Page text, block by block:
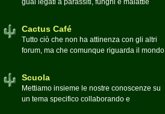
guai legati a parassiti, funghi e malattie
Cactus Café
Tutto ciò che non ha attinenza con gli altri
forum, ma che comunque riguarda il mondo
Moderatore
Scuola
Mettiamo insieme le nostre conoscenze su
un tema specifico collaborando e